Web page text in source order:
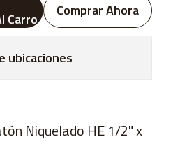
Carro Comprar Ahora
ubicaciones
Niquelado HE 1/2" x